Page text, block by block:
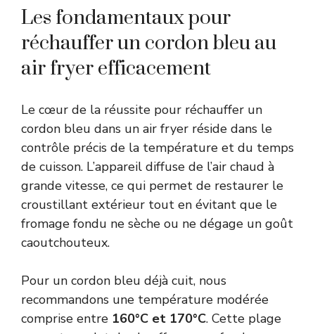
Les fondamentaux pour
réchauffer un cordon bleu au
air fryer efficacement
Le cœur de la réussite pour réchauffer un
cordon bleu dans un air fryer réside dans le
contrôle précis de la température et du temps
de cuisson. L’appareil diffuse de l’air chaud à
grande vitesse, ce qui permet de restaurer le
croustillant extérieur tout en évitant que le
fromage fondu ne sèche ou ne dégage un goût
caoutchouteux.
Pour un cordon bleu déjà cuit, nous
recommandons une température modérée
comprise entre 160°C et 170°C. Cette plage